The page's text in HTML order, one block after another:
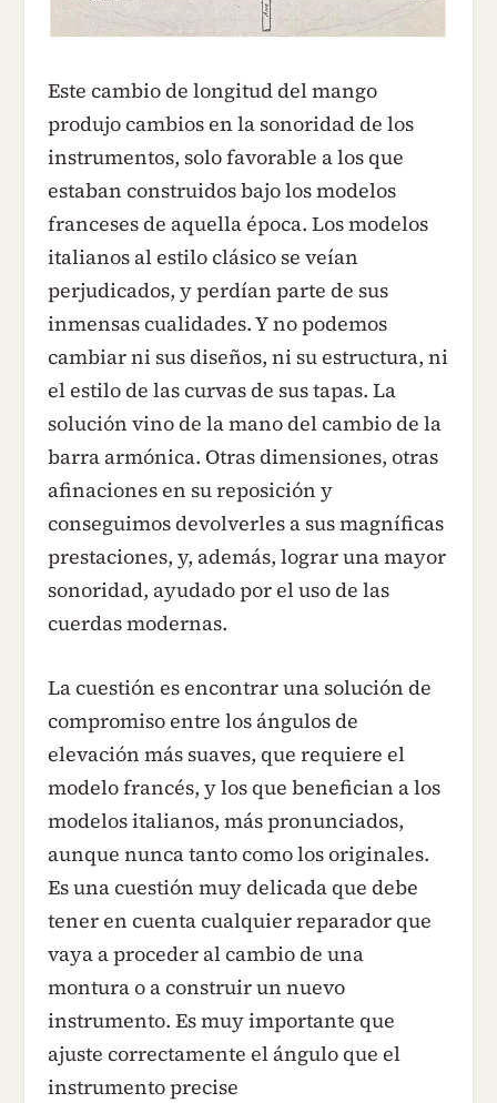
Este cambio de longitud del mango
produjo cambios en la sonoridad de los
instrumentos, solo favorable a los que
estaban construidos bajo los modelos
franceses de aquella época. Los modelos
italianos al estilo clásico se veían
perjudicados, y perdían parte de sus
inmensas cualidades. Y no podemos
cambiar ni sus diseños, ni su estructura, ni
el estilo de las curvas de sus tapas. La
solución vino de la mano del cambio de la
barra armónica. Otras dimensiones, otras
afinaciones en su reposición y
conseguimos devolverles a sus magníficas
prestaciones, y, además, lograr una mayor
sonoridad, ayudado por el uso de las
cuerdas modernas.
La cuestión es encontrar una solución de
compromiso entre los ángulos de
elevación más suaves, que requiere el
modelo francés, y los que benefician a los
modelos italianos, más pronunciados,
aunque nunca tanto como los originales.
Es una cuestión muy delicada que debe
tener en cuenta cualquier reparador que
vaya a proceder al cambio de una
montura o a construir un nuevo
instrumento. Es muy importante que
ajuste correctamente el ángulo que el
instrumento precise